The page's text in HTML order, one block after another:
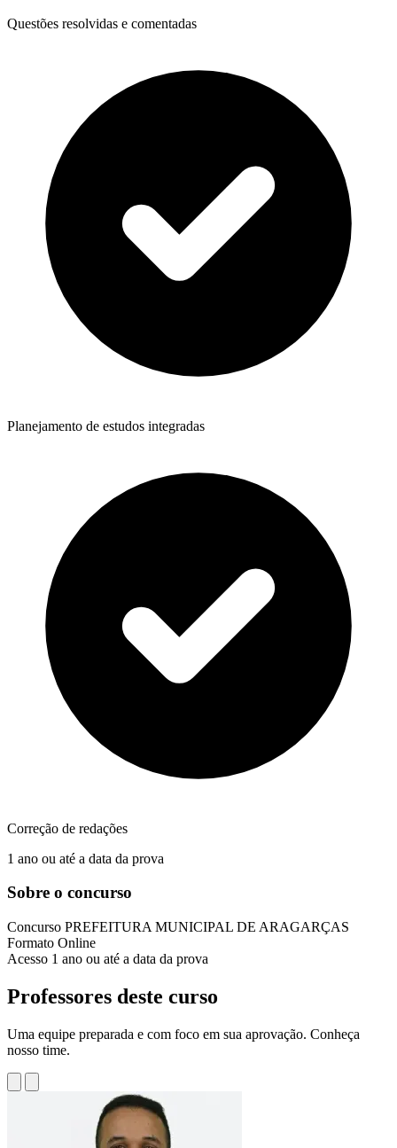
Questões resolvidas e comentadas
Planejamento de estudos integradas
Correção de redações
1 ano ou até a data da prova
Sobre o concurso
Concurso PREFEITURA MUNICIPAL DE ARAGARÇAS
Formato Online
Acesso 1 ano ou até a data da prova
Professores deste curso
Uma equipe preparada e com foco em sua aprovação. Conheça
nosso time.